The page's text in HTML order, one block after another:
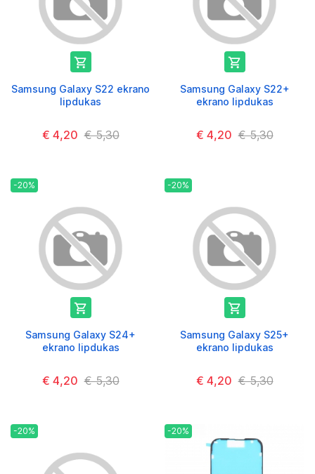

Samsung Galaxy S22 ekrano
lipdukas
€ 4,20 € 5,30

Samsung Galaxy S22+
ekrano lipdukas
€ 4,20 € 5,30
-20%

Samsung Galaxy S24+
ekrano lipdukas
€ 4,20 € 5,30
-20%

Samsung Galaxy S25+
ekrano lipdukas
€ 4,20 € 5,30
-20% -20%